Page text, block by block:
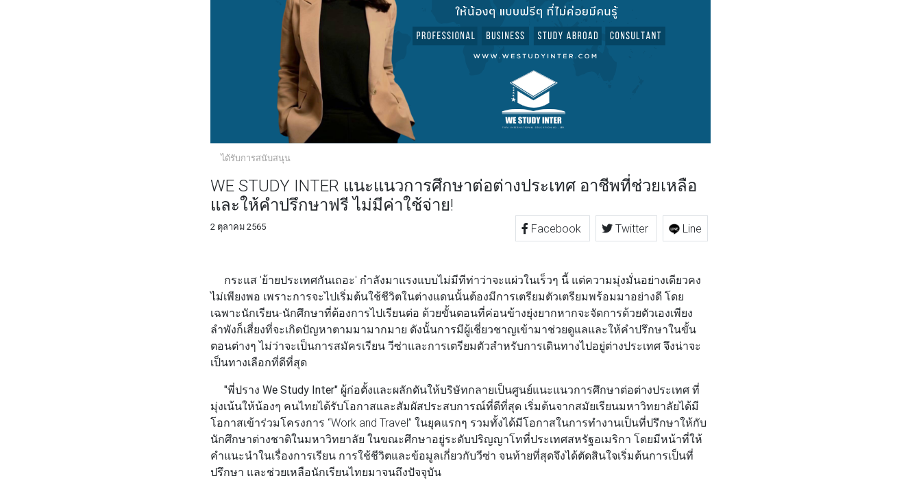
ได้รับการสนับสนุน
WE STUDY INTER แนะแนวการศึกษาต่อต่างประเทศ อาชีพที่ช่วยเหลือ
และให้คำปรึกษาฟรี ไม่มีค่าใช้จ่าย!
2 ตุลาคม 2565 Facebook Twitter
Line
กระแส 'ย้ายประเทศกันเถอะ' กำลังมาแรงแบบไม่มีทีท่าว่าจะแผ่วในเร็วๆ นี้ แต่ความมุ่งมั่นอย่างเดียวคง
ไม่เพียงพอ เพราะการจะไปเริ่มต้นใช้ชีวิตในต่างแดนนั้นต้องมีการเตรียมตัวเตรียมพร้อมมาอย่างดี โดย
เฉพาะนักเรียน-นักศึกษาที่ต้องการไปเรียนต่อ ด้วยขั้นตอนที่ค่อนข้างยุ่งยากหากจะจัดการด้วยตัวเองเพียง
ลำพังก็เสี่ยงที่จะเกิดปัญหาตามมามากมาย ดังนั้นการมีผู้เชี่ยวชาญเข้ามาช่วยดูแลและให้คำปรึกษาในขั้น
ตอนต่างๆ ไม่ว่าจะเป็นการสมัครเรียน วีซ่าและการเตรียมตัวสำหรับการเดินทางไปอยู่ต่างประเทศ จึงน่าจะ
เป็นทางเลือกที่ดีที่สุด
"พี่ปราง We Study Inter" ผู้ก่อตั้งและผลักดันให้บริษัทกลายเป็นศูนย์แนะแนวการศึกษาต่อต่างประเทศ ที่
มุ่งเน้นให้น้องๆ คนไทยได้รับโอกาสและสัมผัสประสบการณ์ที่ดีที่สุด เริ่มต้นจากสมัยเรียนมหาวิทยาลัยได้มี
โอกาสเข้าร่วมโครงการ “Work and Travel” ในยุคแรกๆ รวมทั้งได้มีโอกาสในการทำงานเป็นที่ปรึกษาให้กับ
นักศึกษาต่างชาติในมหาวิทยาลัย ในขณะศึกษาอยู่ระดับปริญญาโทที่ประเทศสหรัฐอเมริกา โดยมีหน้าที่ให้
คำแนะนำในเรื่องการเรียน การใช้ชีวิตและข้อมูลเกี่ยวกับวีซ่า จนท้ายที่สุดจึงได้ตัดสินใจเริ่มต้นการเป็นที่
ปรึกษา และช่วยเหลือนักเรียนไทยมาจนถึงปัจจุบัน